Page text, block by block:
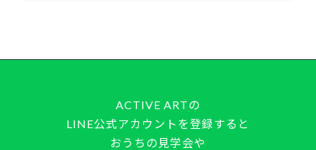
ACTIVE ARTの
LINE公式アカウントを登録すると
おうちの見学会や